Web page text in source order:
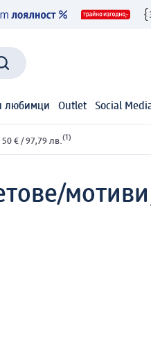
любимци Outlet Social
€ / 97,79 лв. (1)